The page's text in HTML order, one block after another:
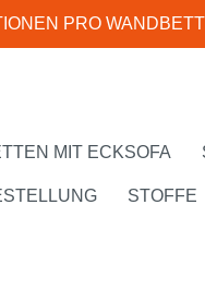
PRO
MIT ECKSOFA
STOFFE